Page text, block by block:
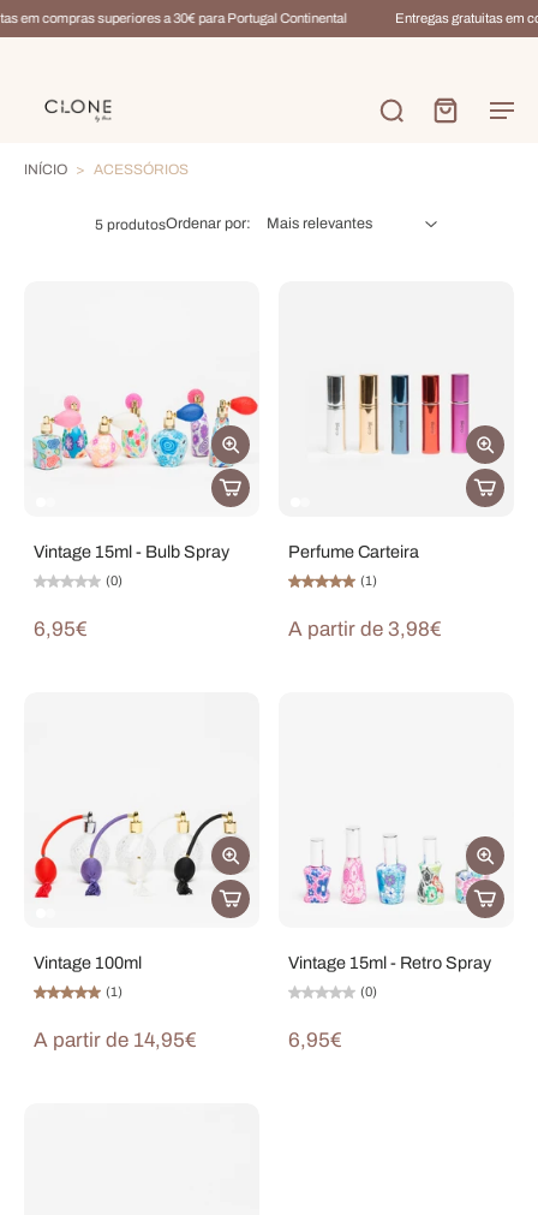
em compras superiores a 30€ para Portugal Continental Entregas gratuitas em
INÍCIO > ACESSÓRIOS
5 produtosOrdenar por:
Vintage 15ml - Bulb Spray
(0)
6,95€
Perfume Carteira
(1)
A partir de 3,98€
Vintage 100ml
(1)
A partir de 14,95€
Vintage 15ml - Retro Spray
(0)
6,95€